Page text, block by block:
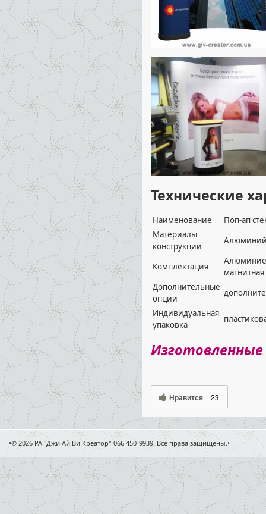
Технические
Наименование
Поп-ап
Материалы
конструкции
Комплектация
Дополнительные
опции
Индивидуальная
упаковка
Нравится 23
•© 2026 РА "Джи Ай Ви Креатор" 066 450-9939. Все права защищены.•